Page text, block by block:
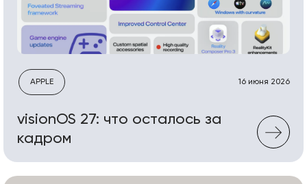
APPLE 16 июня 2026
visionOS 27: что осталось за
кадром